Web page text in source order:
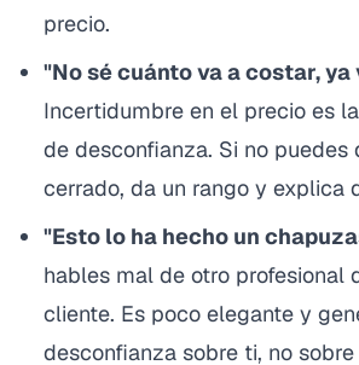
precio.
"No sé cuánto va a costar, ya
Incertidumbre en el precio es
de desconfianza. Si no puedes
cerrado, da un rango y explica
"Esto lo ha hecho un
hables mal de otro profesional
cliente. Es poco elegante y
desconfianza sobre ti, no sobre